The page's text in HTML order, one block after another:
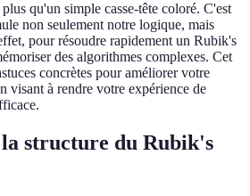
qu'un simple casse-tête coloré. C'est
non seulement notre logique, mais
pour résoudre rapidement un Rubik's
des algorithmes complexes. Cet
concrètes pour améliorer votre
visant à rendre votre expérience de
structure du Rubik's